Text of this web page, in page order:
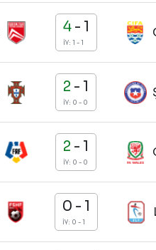
4- 1
İY: 1 - 1
2 - 1
İY: 0 - 0
2 - 1
İY: 0 - 0
0 - 1
İY: 0 - 1